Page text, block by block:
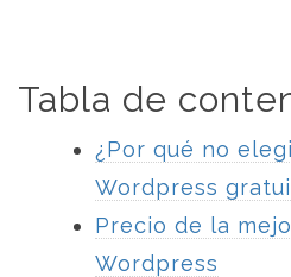
Tabla de
¿Por qué no
Wordpress
Precio de la
Wordpress